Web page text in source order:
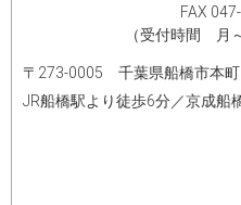
FAX
（受付時間 月
〒273-0005 千葉県船橋市本
JR船橋駅より徒歩6分／京成船